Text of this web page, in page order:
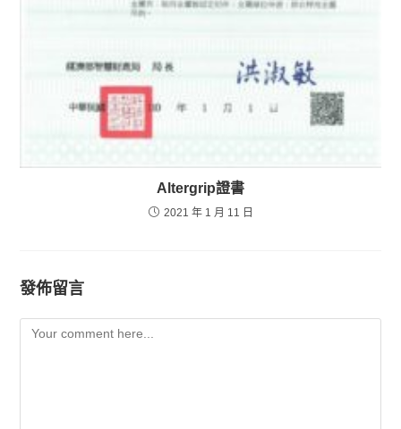
Altergrip證書
2021 年 1 月 11 日
發佈留言